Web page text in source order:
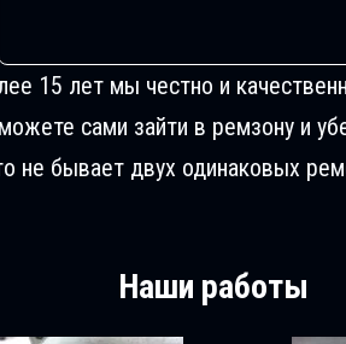
15 лет мы честно и
сами зайти в ремзону и
не бывает двух одинаковых
Наши работы